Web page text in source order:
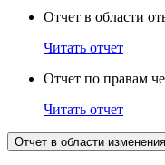
Отчет в области
Читать отчет
Отчет по правам
Читать отчет
Отчет в области